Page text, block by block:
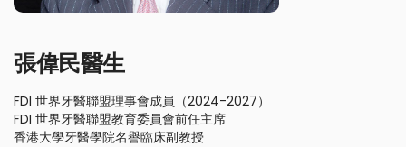
張偉民醫生
FDI 世界牙醫聯盟理事會成員（2024-2027）
FDI 世界牙醫聯盟教育委員會前任主席
香港大學牙醫學院名譽臨床副教授